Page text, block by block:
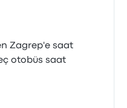
Zagrep'e saat
otobüs saat